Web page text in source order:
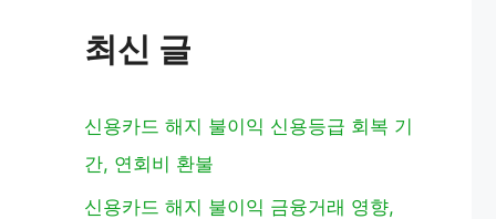
최신 글
신용카드 해지 불이익 신용등급 회복 기
간, 연회비 환불
신용카드 해지 불이익 금융거래 영향,